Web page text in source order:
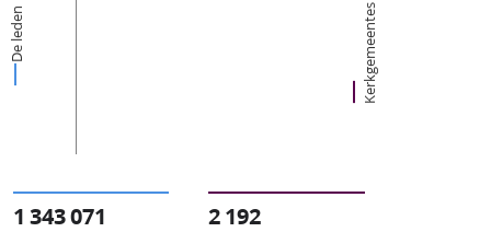
De leden Kerkgemeentes
1 343 071 2 192